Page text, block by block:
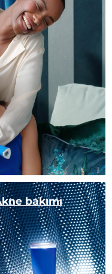
bakımı
teslim tarihi
teslim tarihi 8/9/26
teslim tarihi 8/17/26
teslim tarihi
teslim tarihi 8/9/26
teslim tarihi8/9/26
teslim tarihi8/9/26
teslim tarihi8/14/26
teslim tarihi8/13/26